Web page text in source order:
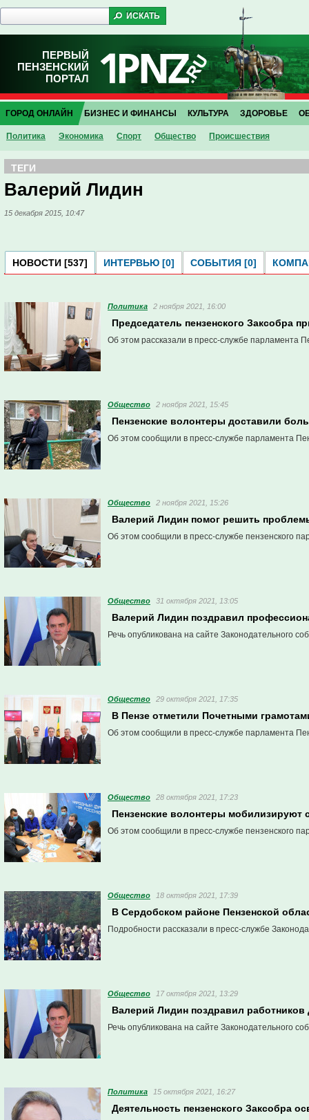
ПЕРВЫЙ
ПЕНЗЕНСКИЙ
ПОРТАЛ
ГОРОД ОНЛАЙН
Политика Экономика Спорт Общество Проиcшествия
БИЗНЕС И ФИНАНСЫ КУЛЬТУРА ЗДОРОВЬЕ
ТЕГИ
Валерий Лидин
15 декабря 2015, 10:47
НОВОСТИ [537] ИНТЕРВЬЮ [0] СОБЫТИЯ [0]
Политика 2 ноября 2021, 16:00
Председатель пензенского Заксобра
Об этом рассказали в пресс-службе парламента
Общество 2 ноября 2021, 15:45
Пензенские волонтеры доставили
Об этом сообщили в пресс-службе парламента
Общество 2 ноября 2021, 15:26
Валерий Лидин помог решить
Об этом сообщили в пресс-службе пензенского
Общество 31 октября 2021, 13:05
Валерий Лидин поздравил
Речь опубликована на сайте Законодательного
Общество 29 октября 2021, 17:35
В Пензе отметили Почетными
Об этом сообщили в пресс-службе парламента
Общество 28 октября 2021, 17:23
Пензенские волонтеры
Об этом сообщили в пресс-службе пензенского
Общество 18 октября 2021, 17:39
В Сердобском районе Пензенской
Подробности рассказали в пресс-службе
Общество 17 октября 2021, 13:29
Валерий Лидин поздравил
Речь опубликована на сайте Законодательного
Политика 15 октября 2021, 16:27
Деятельность пензенского Заксобра